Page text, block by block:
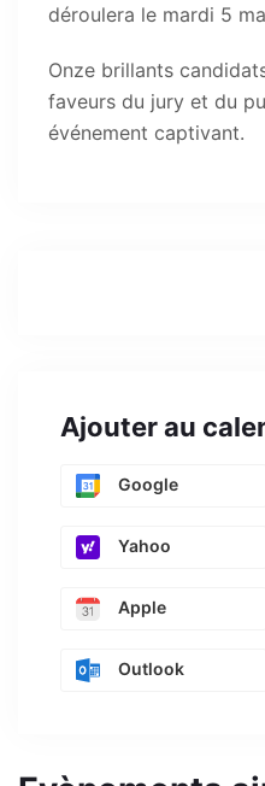
déroulera le mardi 5
Onze brillants
faveurs du jury et du
événement captivant.
Ajouter au
Google
Yahoo
Apple
Outlook